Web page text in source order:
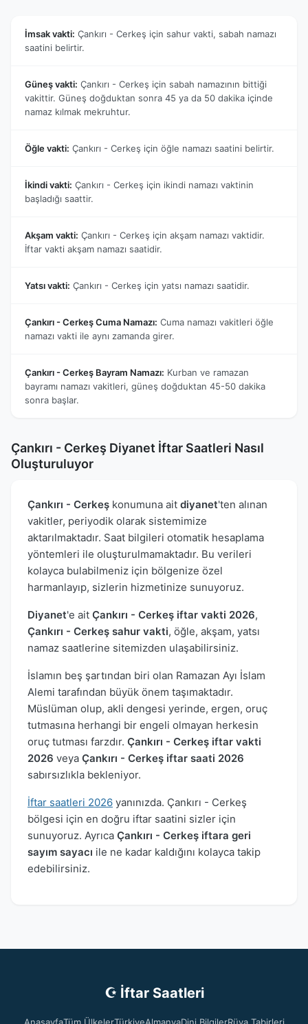
İmsak vakti: Çankırı - Cerkeş için sahur vakti, sabah namazı
saatini belirtir.
Güneş vakti: Çankırı - Cerkeş için sabah namazının bittiği
vakittir. Güneş doğduktan sonra 45 ya da 50 dakika içinde
namaz kılmak mekruhtur.
Öğle vakti: Çankırı - Cerkeş için öğle namazı saatini belirtir.
İkindi vakti: Çankırı - Cerkeş için ikindi namazı vaktinin
başladığı saattir.
Akşam vakti: Çankırı - Cerkeş için akşam namazı vaktidir.
İftar vakti akşam namazı saatidir.
Yatsı vakti: Çankırı - Cerkeş için yatsı namazı saatidir.
Çankırı - Cerkeş Cuma Namazı: Cuma namazı vakitleri öğle
namazı vakti ile aynı zamanda girer.
Çankırı - Cerkeş Bayram Namazı: Kurban ve ramazan
bayramı namazı vakitleri, güneş doğduktan 45-50 dakika
sonra başlar.
Çankırı - Cerkeş Diyanet İftar Saatleri Nasıl
Oluşturuluyor
Çankırı - Cerkeş konumuna ait diyanet'ten alınan
vakitler, periyodik olarak sistemimize
aktarılmaktadır. Saat bilgileri otomatik hesaplama
yöntemleri ile oluşturulmamaktadır. Bu verileri
kolayca bulabilmeniz için bölgenize özel
harmanlayıp, sizlerin hizmetinize sunuyoruz.
Diyanet'e ait Çankırı - Cerkeş iftar vakti 2026,
Çankırı - Cerkeş sahur vakti, öğle, akşam, yatsı
namaz saatlerine sitemizden ulaşabilirsiniz.
İslamın beş şartından biri olan Ramazan Ayı İslam
Alemi tarafından büyük önem taşımaktadır.
Müslüman olup, akli dengesi yerinde, ergen, oruç
tutmasına herhangi bir engeli olmayan herkesin
oruç tutması farzdır. Çankırı - Cerkeş iftar vakti
2026 veya Çankırı - Cerkeş iftar saati 2026
sabırsızlıkla bekleniyor.
İftar saatleri 2026 yanınızda. Çankırı - Cerkeş
bölgesi için en doğru iftar saatini sizler için
sunuyoruz. Ayrıca Çankırı - Cerkeş iftara geri
sayım sayacı ile ne kadar kaldığını kolayca takip
edebilirsiniz.
☪ İftar Saatleri
AnasayfaTüm ÜlkelerTürkiyeAlmanyaDini BilgilerRüya Tabirleri